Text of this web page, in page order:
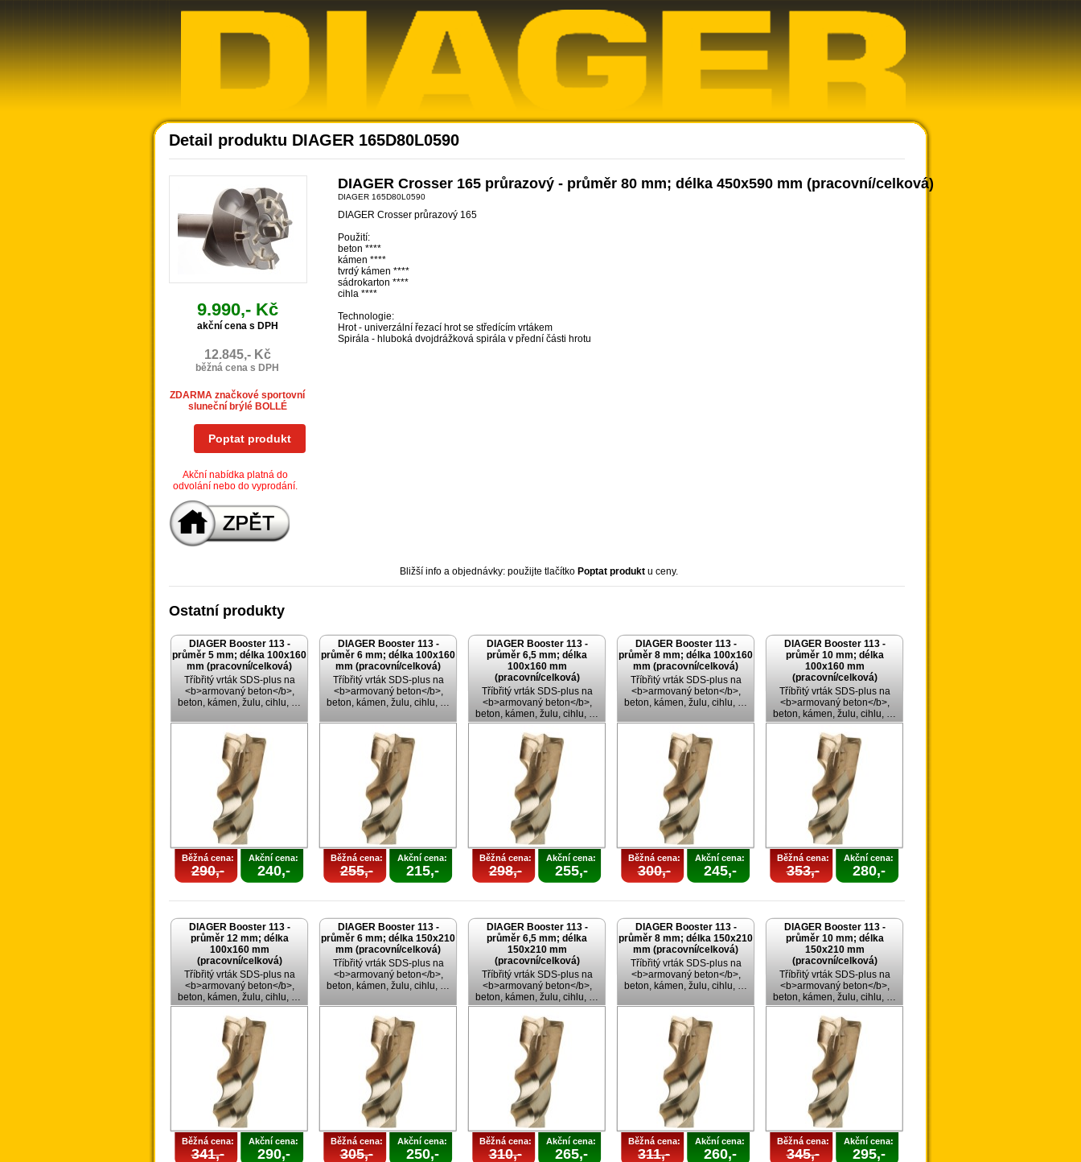
Akce Diager
Detail produktu DIAGER 165D80L0590
9.990,- Kč
akční cena s DPH
12.845,- Kč
běžná cena s DPH
ZDARMA značkové sportovní
sluneční brýlé BOLLÉ
Poptat produkt
Akční nabídka platná do
odvolání nebo do vyprodání.
DIAGER Crosser 165 průrazový - průměr 80 mm; délka 450x590 mm (pracovní/celková)
DIAGER 165D80L0590
DIAGER Crosser průrazový 165
Použití:
beton ****
kámen ****
tvrdý kámen ****
sádrokarton ****
cihla ****
Technologie:
Hrot - univerzální řezací hrot se středícím vrtákem
Spirála - hluboká dvojdrážková spirála v přední části hrotu
Bližší info a objednávky: použijte tlačítko Poptat produktu ceny.
Ostatní produkty
DIAGER Booster 113 -
průměr 5 mm; délka 100x160
mm (pracovní/celková)
Tříbřitý vrták SDS-plus na
<b>armovaný beton</b>,
beton, kámen, žulu, cihlu, …
Běžná cena:
290,-
Akční cena:
240,-
DIAGER Booster 113 -
průměr 6 mm; délka 100x160
mm (pracovní/celková)
Tříbřitý vrták SDS-plus na
<b>armovaný beton</b>,
beton, kámen, žulu, cihlu, …
Běžná cena:
255,-
Akční cena:
215,-
DIAGER Booster 113 -
průměr 6,5 mm; délka
100x160 mm
(pracovní/celková)
Tříbřitý vrták SDS-plus na
<b>armovaný beton</b>,
beton, kámen, žulu, cihlu, …
Běžná cena:
298,-
Akční cena:
255,-
DIAGER Booster 113 -
průměr 8 mm; délka 100x160
mm (pracovní/celková)
Tříbřitý vrták SDS-plus na
<b>armovaný beton</b>,
beton, kámen, žulu, cihlu, …
Běžná cena:
300,-
Akční cena:
245,-
DIAGER Booster 113 -
průměr 10 mm; délka
100x160 mm
(pracovní/celková)
Tříbřitý vrták SDS-plus na
<b>armovaný beton</b>,
beton, kámen, žulu, cihlu, …
Běžná cena:
353,-
Akční cena:
280,-
DIAGER Booster 113 -
průměr 12 mm; délka
100x160 mm
(pracovní/celková)
Tříbřitý vrták SDS-plus na
<b>armovaný beton</b>,
beton, kámen, žulu, cihlu, …
Běžná cena:
341,-
Akční cena:
290,-
DIAGER Booster 113 -
průměr 6 mm; délka 150x210
mm (pracovní/celková)
Tříbřitý vrták SDS-plus na
<b>armovaný beton</b>,
beton, kámen, žulu, cihlu, …
Běžná cena:
305,-
Akční cena:
250,-
DIAGER Booster 113 -
průměr 6,5 mm; délka
150x210 mm
(pracovní/celková)
Tříbřitý vrták SDS-plus na
<b>armovaný beton</b>,
beton, kámen, žulu, cihlu, …
Běžná cena:
310,-
Akční cena:
265,-
DIAGER Booster 113 -
průměr 8 mm; délka 150x210
mm (pracovní/celková)
Tříbřitý vrták SDS-plus na
<b>armovaný beton</b>,
beton, kámen, žulu, cihlu, …
Běžná cena:
311,-
Akční cena:
260,-
DIAGER Booster 113 -
průměr 10 mm; délka
150x210 mm
(pracovní/celková)
Tříbřitý vrták SDS-plus na
<b>armovaný beton</b>,
beton, kámen, žulu, cihlu, …
Běžná cena:
345,-
Akční cena:
295,-